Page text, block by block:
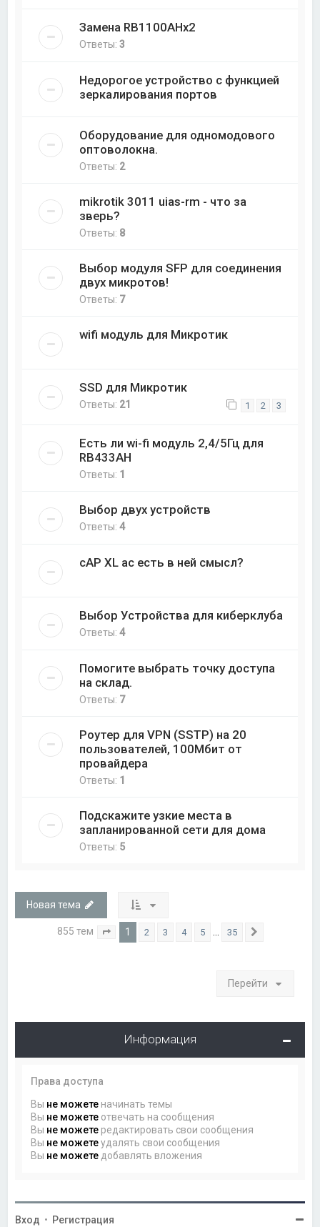
Замена RB1100AHx2
Ответы:3
Недорогое устройство с функцией
зеркалирования портов
Оборудование для одномодового
оптоволокна.
Ответы: 2
mikrotik 3011 uias-rm - что за
зверь?
Ответы: 8
Выбор модуля SFP для соединения
двух микротов!
Ответы: 7
wifi модуль для Микротик
SSD для Микротик
Ответы: 21 1 2 3
Есть ли wi-fi модуль 2,4/5Гц для
RB433AH
Ответы: 1
Выбор двух устройств
Ответы:4
cAP XL ac есть в ней смысл?
Выбор Устройства для киберклуба
Ответы:4
Помогите выбрать точку доступа
на склад.
Ответы: 7
Роутер для VPN (SSTP) на 20
пользователей, 100Мбит от
провайдера
Ответы: 1
Подскажите узкие места в
запланированной сети для дома
Ответы: 5
Новая тема
855 тем Страница из 35
1 2 3 4 5 … 35
Перейти
Информация
Права доступа
Вы не можете начинать темы
Вы не можете отвечать на сообщения
Вы не можете редактировать свои сообщения
Вы не можетеудалять свои сообщения
Вы не можете добавлять вложения
Вход • Регистрация